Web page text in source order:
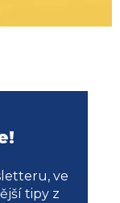
ve
tipy z